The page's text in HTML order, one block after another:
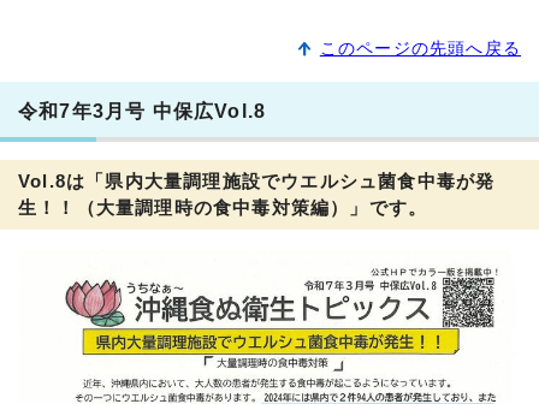
このページの先頭へ戻る
令和7年3月号 中保広Vol.8
Vol.8は「県内大量調理施設でウエルシュ菌食中毒が発
生！！（大量調理時の食中毒対策編）」です。